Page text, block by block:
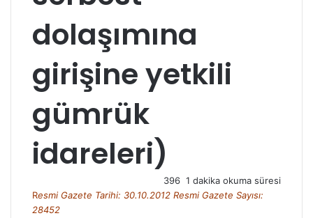
dolaşımına
girişine yetkili
gümrük
idareleri)
396 1 dakika okuma süresi
Resmi Gazete Tarihi: 30.10.2012 Resmi Gazete Sayısı:
28452